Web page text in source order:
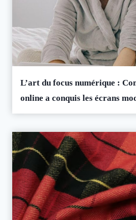
L’art du focus numérique :
online a conquis les écrans